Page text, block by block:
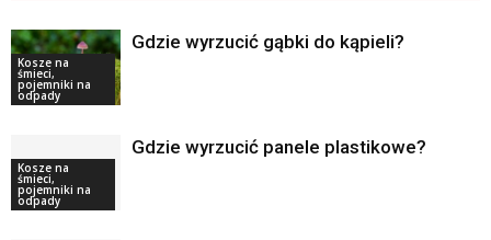
Kosze na
śmieci,
pojemniki na
odpady
Gdzie wyrzucić gąbki do kąpieli?
Kosze na
śmieci,
pojemniki na
odpady
Gdzie wyrzucić panele plastikowe?